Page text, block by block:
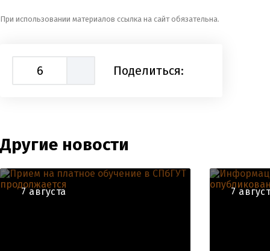
При использовании материалов ссылка на сайт обязательна.
6 Поделиться:
Другие новости
7 августа 7